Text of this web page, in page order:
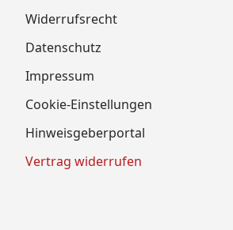
Widerrufsrecht
Datenschutz
Impressum
Cookie-Einstellungen
Hinweisgeberportal
Vertrag widerrufen